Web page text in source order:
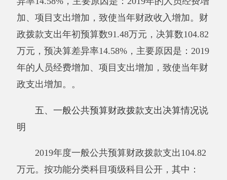
2130104事业运行66.57万元；
2130199其他农业支出29.32万元。
六、一般公共预算财政拨款基本支出决算情
2019年度一般公共预算财政拨款基本支出
73.86万元，其中：
人员经费73.56万元，包括：基本工资17.11
万元、津贴补贴23.1万元、绩效工资8.67万
元、